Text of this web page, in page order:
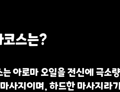
스는?
는 아로마 오일을 전신에 극소
사지이며, 하드한 마사지라